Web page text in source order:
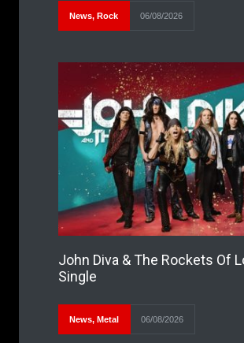
News, Rock 06/08/2026
John Diva & The Rockets Of
Single
News, Metal 06/08/2026